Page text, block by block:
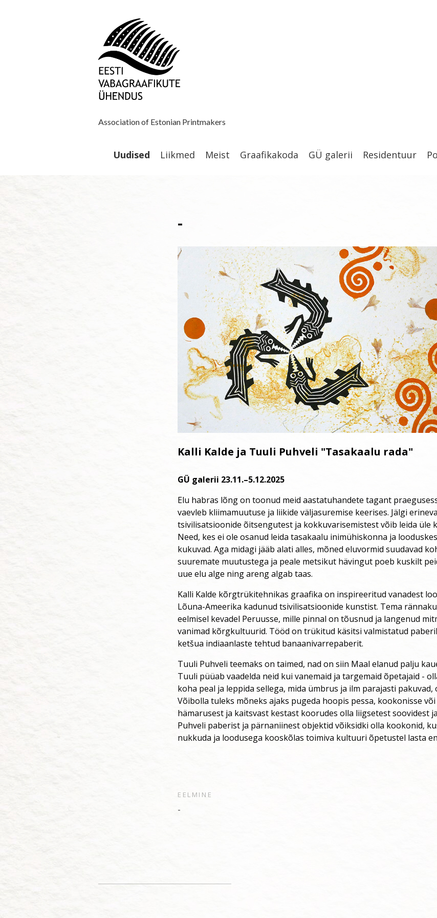
Association of Estonian Printmakers
Uudised Liikmed Meist Graafikakoda GÜ galerii Residentuur
-
Kalli Kalde ja Tuuli Puhveli "Tasakaalu rada"
GÜ galerii 23.11.–5.12.2025
Elu habras lõng on toonud meid aastatuhandete tagant
vaevleb kliimamuutuse ja liikide väljasuremise keerises. Jälgi
tsivilisatsioonide õitsengutest ja kokkuvarisemistest võib leida üle
Need, kes ei ole osanud leida tasakaalu inimühiskonna ja
kukuvad. Aga midagi jääb alati alles, mõned eluvormid suudavad
suuremate muutustega ja peale metsikut hävingut poeb kuskilt
uue elu alge ning areng algab taas.
Kalli Kalde kõrgtrükitehnikas graafika on inspireeritud vanadest
Lõuna-Ameerika kadunud tsivilisatsioonide kunstist. Tema
eelmisel kevadel Peruusse, mille pinnal on tõusnud ja langenud
vanimad kõrgkultuurid. Tööd on trükitud käsitsi valmistatud
ketšua indiaanlaste tehtud banaanivarrepaberit.
Tuuli Puhveli teemaks on taimed, nad on siin Maal elanud palju
Tuuli püüab vaadelda neid kui vanemaid ja targemaid õpetajaid -
koha peal ja leppida sellega, mida ümbrus ja ilm parajasti pakuvad,
Võibolla tuleks mõneks ajaks pugeda hoopis pessa, kookonisse
hämarusest ja kaitsvast kestast koorudes olla liigsetest soovidest
Puhveli paberist ja pärnaniinest objektid võiksidki olla kookonid,
nukkuda ja loodusega kooskõlas toimiva kultuuri õpetustel lasta
EELMINE
-